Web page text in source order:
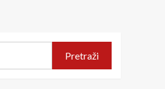
Pretraži